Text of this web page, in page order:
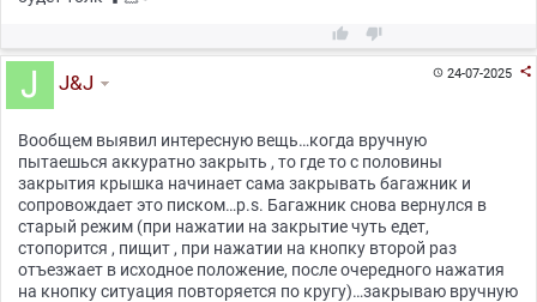
 
24-07-2025 
J&J
Вообщем выявил интересную вещь…когда вручную
пытаешься аккуратно закрыть , то где то с половины
закрытия крышка начинает сама закрывать багажник и
сопровождает это писком…p.s. Багажник снова вернулся в
старый режим (при нажатии на закрытие чуть едет,
стопорится , пищит , при нажатии на кнопку второй раз
отъезжает в исходное положение, после очередного нажатия
на кнопку ситуация повторяется по кругу)…закрываю вручную